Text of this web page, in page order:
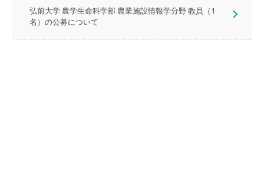
弘前大学 農学生命科学部 農業施設情報学分野 教員（1
名）の公募について